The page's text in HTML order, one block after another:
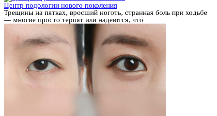
Центр подологии нового поколения
Трещины на пятках, вросший ноготь, странная боль при ходьбе
— многие просто терпят или надеются, что